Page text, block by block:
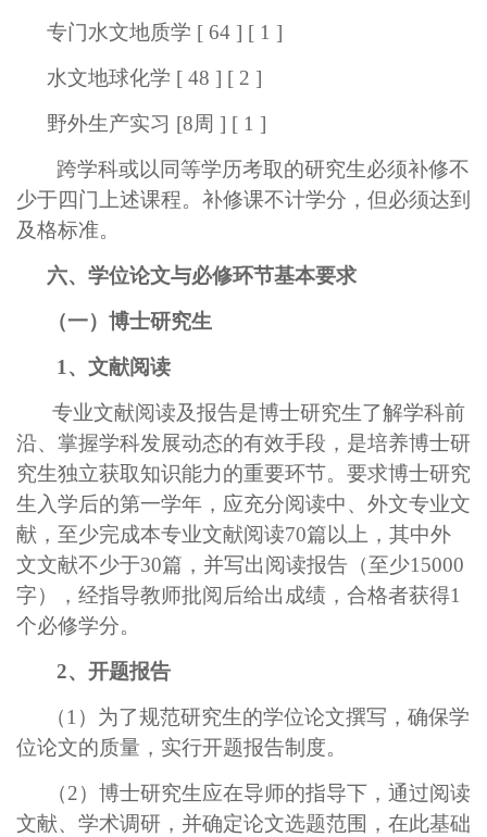
专门水文地质学 [ 64 ] [ 1 ]
水文地球化学 [ 48 ] [ 2 ]
野外生产实习 [8周 ] [ 1 ]
跨学科或以同等学历考取的研究生必须补修不
少于四门上述课程。补修课不计学分，但必须达到
及格标准。
六、学位论文与必修环节基本要求
（一）博士研究生
1、文献阅读
专业文献阅读及报告是博士研究生了解学科前
沿、掌握学科发展动态的有效手段，是培养博士研
究生独立获取知识能力的重要环节。要求博士研究
生入学后的第一学年，应充分阅读中、外文专业文
献，至少完成本专业文献阅读70篇以上，其中外
文文献不少于30篇，并写出阅读报告（至少15000
字），经指导教师批阅后给出成绩，合格者获得1
个必修学分。
2、开题报告
（1）为了规范研究生的学位论文撰写，确保学
位论文的质量，实行开题报告制度。
（2）博士研究生应在导师的指导下，通过阅读
文献、学术调研，并确定论文选题范围，在此基础